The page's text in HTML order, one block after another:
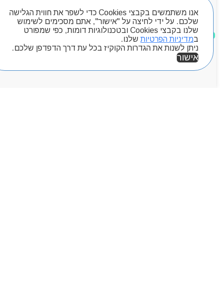
אנו משתמשים בקבצי Cookies כדי לשפר את חווית הגלישה
שלכם. על ידי לחיצה על "אישור", אתם מסכימים לשימוש
שלנו בקבצי Cookies ובטכנולוגיות דומות, כפי שמפורט
במדיניות הפרטיות שלנו.
ניתן לשנות את הגדרות הקוקיז בכל עת דרך הדפדפן שלכם.
אישור
מוצרים שאהבתי